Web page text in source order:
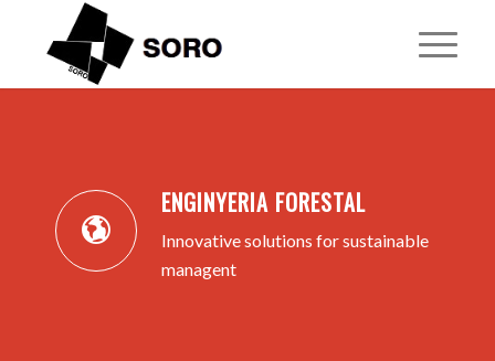
ENGINYERIA FORESTAL
Innovative solutions for sustainable
managent